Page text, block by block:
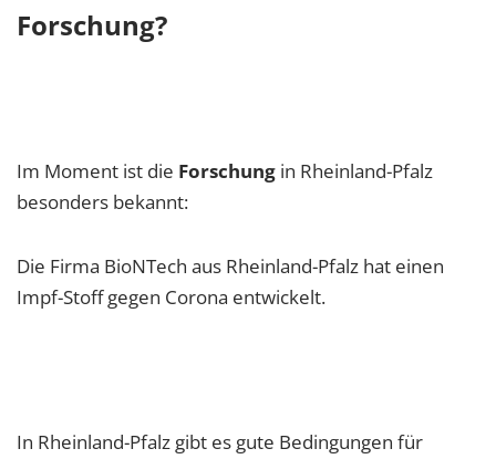
Forschung?
Im Moment ist die Forschung in Rheinland-Pfalz
besonders bekannt:
Die Firma BioNTech aus Rheinland-Pfalz hat einen
Impf-Stoff gegen Corona entwickelt.
In Rheinland-Pfalz gibt es gute Bedingungen für